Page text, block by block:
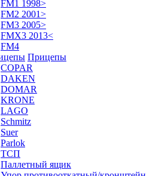
FM1 1998>
FM2 2001>
FM3 2005>
FMX3 2013<
FM4
Прицепы
COPAR
DAKEN
DOMAR
KRONE
LAGO
Schmitz
Suer
Parlok
ТСП
Паллетный ящик